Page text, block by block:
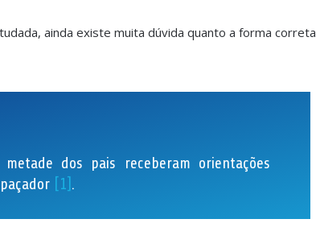
ainda existe muita dúvida quanto a forma correta
dos pais receberam orientações
[1] .